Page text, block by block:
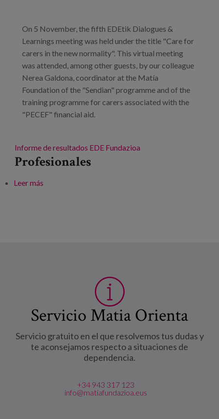
On 5 November, the fifth EDEtik Dialogues &
Learnings meeting was held under the title "Care for
carers in the new normality". This virtual meeting
was attended, among other guests, by our colleague
Nerea Galdona, coordinator at the Matía
Foundation of the "Sendian" programme and of the
training programme for carers associated with the
"PECEF" financial aid.
Informe de resultados EDE Fundazioa
Profesionales
Leer más
Servicio Matia Orienta
Servicio gratuito en el que resolvemos tus dudas y
te aconsejamos respecto a situaciones de
dependencia.
+34 943 317 123
info@matiafundazioa.eus